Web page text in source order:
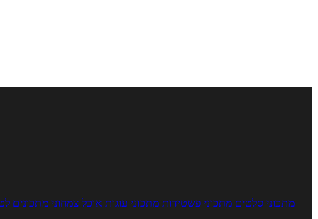
מתכוני סלטים מתכוני פשטידות מתכוני עוגות אוכל צמחוני מתכונים